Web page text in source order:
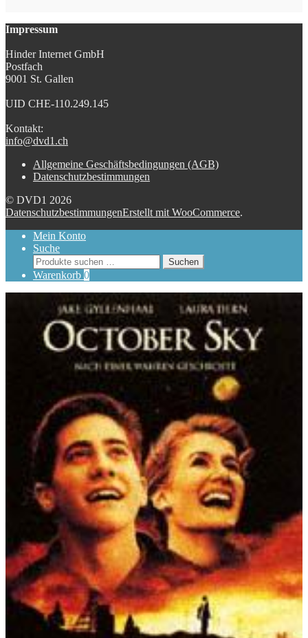
Impressum
Hinder Internet GmbH
Postfach
9001 St. Gallen
UID CHE-110.249.145
Kontakt:
info@dvd1.ch
Allgemeine Geschäftsbedingungen (AGB)
Datenschutzbestimmungen
© DVD1 2026
DatenschutzbestimmungenErstellt mit WooCommerce.
Mein Konto
Suche
Suchen
nach:
Suchen
Warenkorb 0